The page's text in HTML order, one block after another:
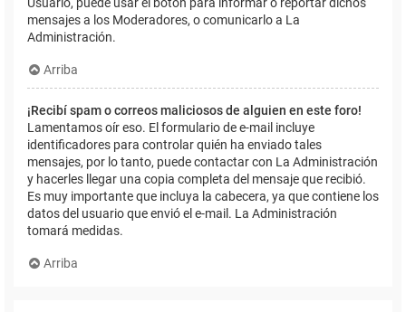
mensajes a los Moderadores, o comunicarlo a La
Administración.
Arriba
¡Recibí spam o correos maliciosos de alguien en este foro!
Lamentamos oír eso. El formulario de e-mail incluye
identificadores para controlar quién ha enviado tales
mensajes, por lo tanto, puede contactar con La Administración
y hacerles llegar una copia completa del mensaje que recibió.
Es muy importante que incluya la cabecera, ya que contiene los
datos del usuario que envió el e-mail. La Administración
tomará medidas.
Arriba